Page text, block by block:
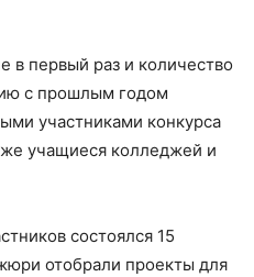
в первый раз и количество
с прошлым годом
участниками конкурса
учащиеся колледжей и
состоялся 15
отобрали проекты для